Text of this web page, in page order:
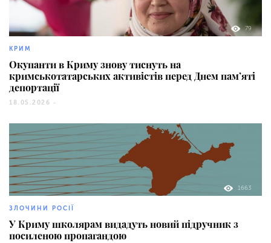
79
КРИМ
Окупанти в Криму знову тиснуть на
кримськотатарських активістів перед Днем пам’яті
депортації
18.05.2026 -
1663
ЗЛОЧИНИ РОСІЇ
У Криму школярам видадуть новий підручник з
посиленою пропагандою